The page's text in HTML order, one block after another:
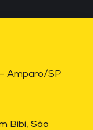
Amparo/SP
Bibi, São